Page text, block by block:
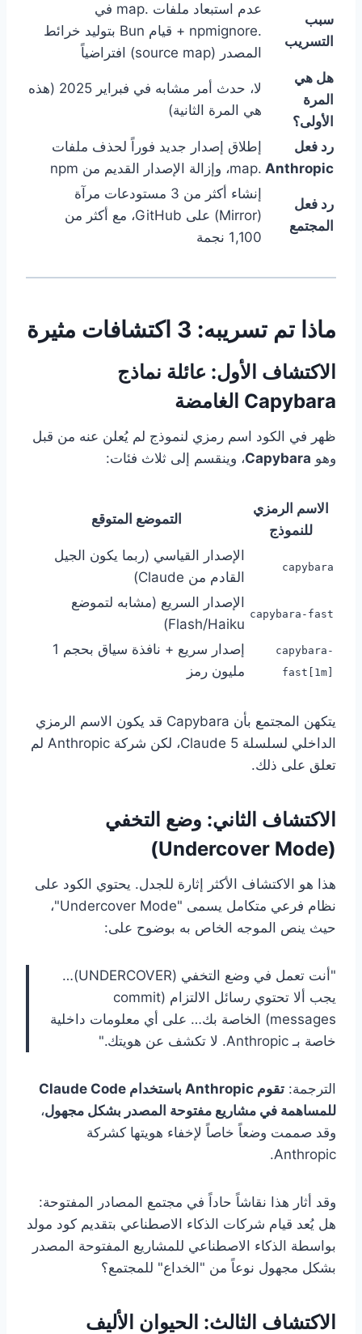
سبب
التسريب
عدم استبعاد ملفات .map في
.npmignore + قيام Bun بتوليد خرائط
المصدر (source map) افتراضياً
هل هي
المرة
الأولى؟
لا، حدث أمر مشابه في فبراير 2025 (هذه
هي المرة الثانية)
رد فعل
Anthropic
إطلاق إصدار جديد فوراً لحذف ملفات
.map، وإزالة الإصدار القديم من npm
رد فعل
المجتمع
إنشاء أكثر من 3 مستودعات مرآة
(Mirror) على GitHub، مع أكثر من
1,100 نجمة
ماذا تم تسريبه: 3 اكتشافات مثيرة
الاكتشاف الأول: عائلة نماذج
Capybara الغامضة
ظهر في الكود اسم رمزي لنموذج لم يُعلن عنه من قبل
وهو Capybara، وينقسم إلى ثلاث فئات:
الاسم الرمزي
للنموذج
التموضع المتوقع
capybara
الإصدار القياسي (ربما يكون الجيل
القادم من Claude)
capybara-fast
الإصدار السريع (مشابه لتموضع
Flash/Haiku)
capybara-
fast[1m]
إصدار سريع + نافذة سياق بحجم 1
مليون رمز
يتكهن المجتمع بأن Capybara قد يكون الاسم الرمزي
الداخلي لسلسلة Claude 5، لكن شركة Anthropic لم
تعلق على ذلك.
الاكتشاف الثاني: وضع التخفي
(Undercover Mode)
هذا هو الاكتشاف الأكثر إثارة للجدل. يحتوي الكود على
نظام فرعي متكامل يسمى "Undercover Mode"،
حيث ينص الموجه الخاص به بوضوح على:
"أنت تعمل في وضع التخفي (UNDERCOVER)…
يجب ألا تحتوي رسائل الالتزام (commit
messages) الخاصة بك… على أي معلومات داخلية
خاصة بـ Anthropic. لا تكشف عن هويتك."
الترجمة:
تقوم Anthropic باستخدام Claude Code
للمساهمة في مشاريع مفتوحة المصدر بشكل مجهول،
وقد صممت وضعاً خاصاً لإخفاء هويتها كشركة
Anthropic.
وقد أثار هذا نقاشاً حاداً في مجتمع المصادر المفتوحة:
هل يُعد قيام شركات الذكاء الاصطناعي بتقديم كود مولد
بواسطة الذكاء الاصطناعي للمشاريع المفتوحة المصدر
بشكل مجهول نوعاً من "الخداع" للمجتمع؟
الاكتشاف الثالث: الحيوان الأليف